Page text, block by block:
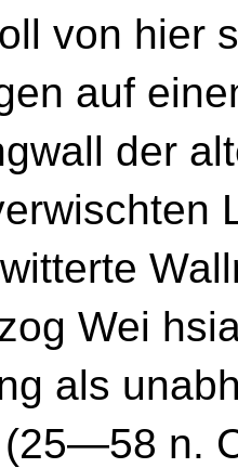
von hier
auf
der
Wei
als
n.